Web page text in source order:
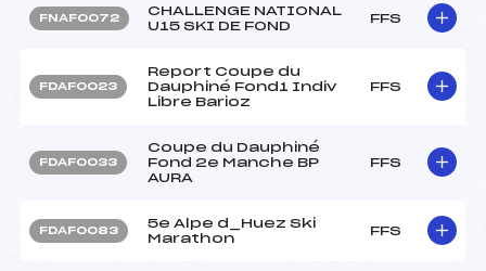
FNAF0072
CHALLENGE NATIONAL
U15 SKI DE FOND
FFS
FDAF0023
Report Coupe du
Dauphiné Fond1 Indiv
Libre Barioz
FFS
FDAF0033
Coupe du Dauphiné
Fond 2e Manche BP
AURA
FFS
FDAF0083
5e Alpe d_Huez Ski
Marathon
FFS